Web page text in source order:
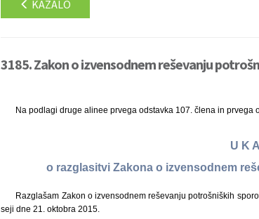
KAZALO
3185. Zakon o izvensodnem reševanju
Na podlagi druge alinee prvega odstavka 107. člena in
U K
o razglasitvi Zakona o izvensodnem
Razglašam Zakon o izvensodnem reševanju potrošniških
seji dne 21. oktobra 2015.